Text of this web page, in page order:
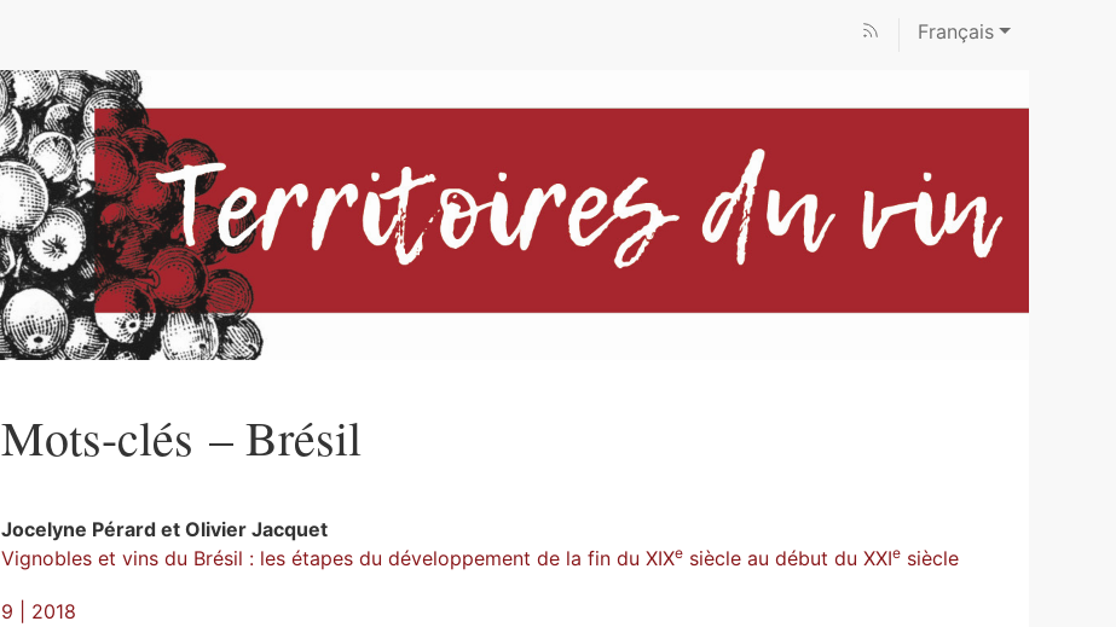
Français
Mots-clés – Brésil
Jocelyne Pérard et Olivier Jacquet
Vignobles et vins du Brésil : les étapes du développement de la fin du XIXe siècle au début du XXIe siècle
9 | 2018